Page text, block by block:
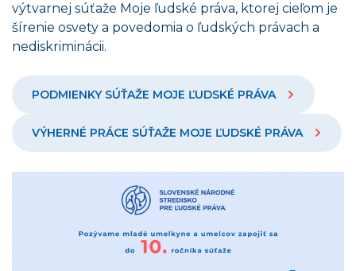
výtvarnej súťaže Moje ľudské práva, ktorej cieľom je
šírenie osvety a povedomia o ľudských právach a
nediskriminácii.
PODMIENKY SÚŤAŽE MOJE ĽUDSKÉ PRÁVA
VÝHERNÉ PRÁCE SÚŤAŽE MOJE ĽUDSKÉ PRÁVA